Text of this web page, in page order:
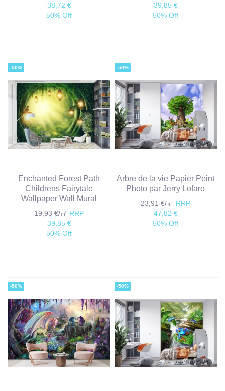
38,72 €
50% Off
39,85 €
50% Off
-50%
Enchanted Forest Path
Childrens Fairytale
Wallpaper Wall Mural
19,93 €/㎡ RRP
39,85 €
50% Off
-50%
Arbre de la vie Papier Peint
Photo par Jerry Lofaro
23,91 €/㎡ RRP
47,82 €
50% Off
-50% -50%